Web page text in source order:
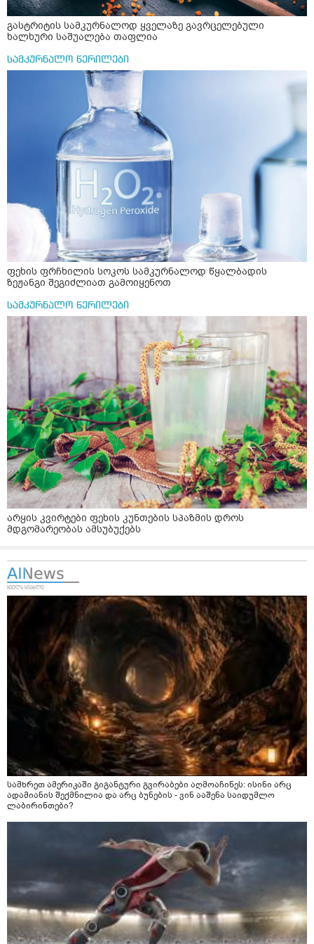
გასტრიტის სამკურნალოდ ყველაზე გავრცელებული
ხალხური საშუალება თაფლია
სამკურნალო წერილები
ფეხის ფრჩხილის სოკოს სამკურნალოდ წყალბადის
ზეჟანგი შეგიძლიათ გამოიყენოთ
სამკურნალო წერილები
არყის კვირტები ფეხის კუნთების სპაზმის დროს
მდგომარეობას ამსუბუქებს
სამხრეთ ამერიკაში გიგანტური გვირაბები აღმოაჩინეს: ისინი არც
ადამიანის შექმნილია და არც ბუნების - ვინ ააშენა საიდუმლო
ლაბირინთები?